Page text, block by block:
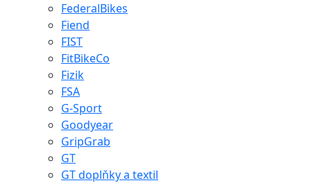
FederalBikes
Fiend
FIST
FitBikeCo
Fizik
FSA
G-Sport
Goodyear
GripGrab
GT
GT doplňky a textil